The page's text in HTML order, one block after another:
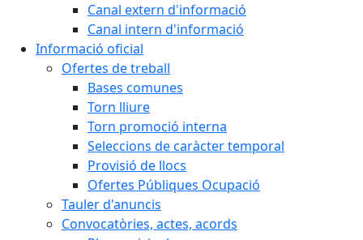
Canal extern d'informació
Canal intern d'informació
Informació oficial
Ofertes de treball
Bases comunes
Torn lliure
Torn promoció interna
Seleccions de caràcter temporal
Provisió de llocs
Ofertes Públiques Ocupació
Tauler d'anuncis
Convocatòries, actes, acords